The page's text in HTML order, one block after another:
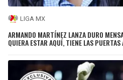
LIGA MX
ARMANDO MARTÍNEZ LANZA DURO
QUIERA ESTAR AQUÍ, TIENE LAS